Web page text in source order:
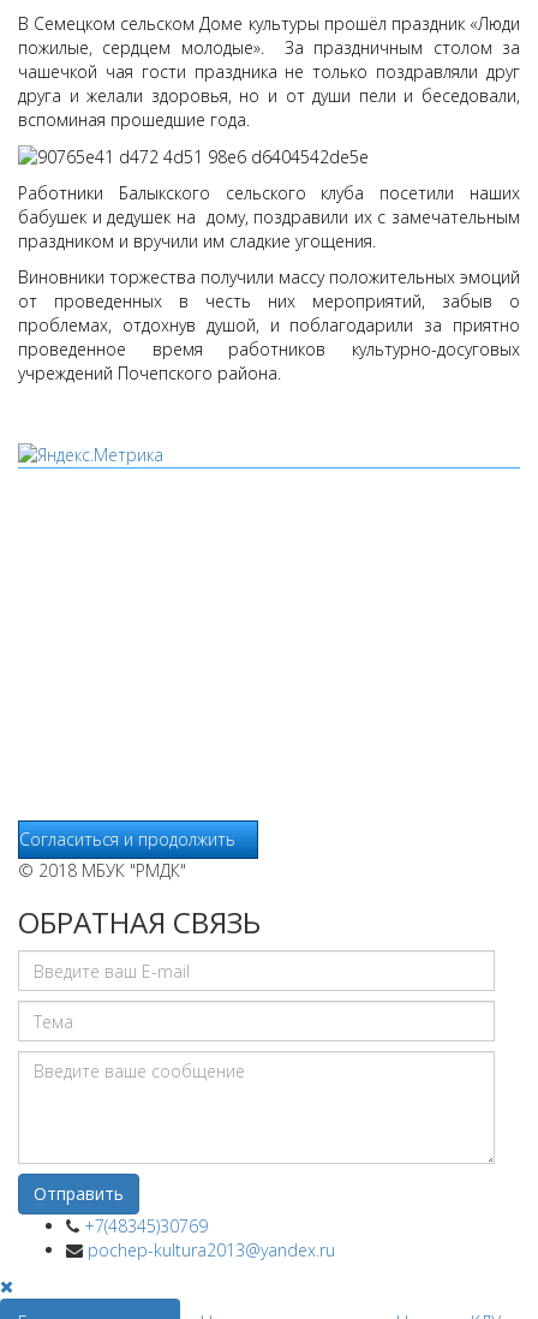
В Семецком сельском Доме культуры прошёл праздник «Люди
пожилые, сердцем молодые». За праздничным столом за
чашечкой чая гости праздника не только поздравляли друг
друга и желали здоровья, но и от души пели и беседовали,
вспоминая прошедшие года.
Работники Балыкского сельского клуба посетили наших
бабушек и дедушек на дому, поздравили их с замечательным
праздником и вручили им сладкие угощения.
Виновники торжества получили массу положительных эмоций
от проведенных в честь них мероприятий, забыв о
проблемах, отдохнув душой, и поблагодарили за приятно
проведенное время работников культурно-досуговых
учреждений Почепского района.
Согласиться и продолжить
© 2018 МБУК "РМДК"
ОБРАТНАЯ СВЯЗЬ
+7(48345)30769
pochep-kultura2013@yandex.ru